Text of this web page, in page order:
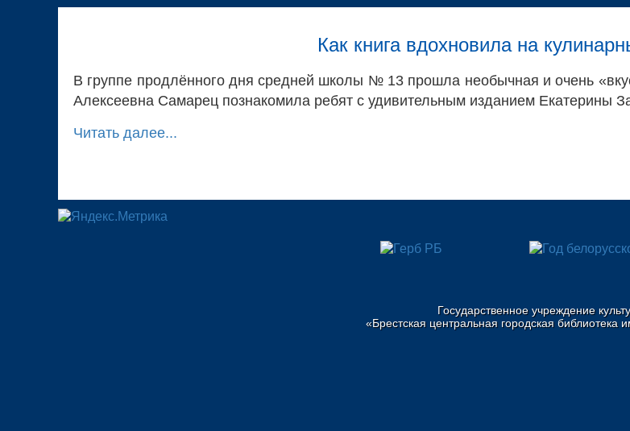
Как книга вдохновила на
В группе продлённого дня средней школы № 13 прошла необычная и очень
Алексеевна Самарец познакомила ребят с удивительным изданием Екатерины
Читать далее...
Государственное учреждение
«Брестская центральная городская